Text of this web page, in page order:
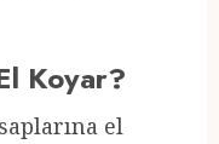
Koyar?
el